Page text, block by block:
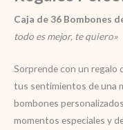
Caja de 36 Bombones
todo es mejor, te quiero»
Sorprende con un regalo
tus sentimientos de una
bombones
momentos especiales y